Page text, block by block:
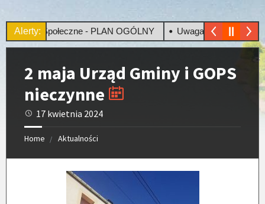
Alerty:Społeczne - PLAN OGÓLNY Uwaga! Upały
2 maja Urząd Gminy i GOPS
nieczynne
17 kwietnia 2024
Home Aktualności